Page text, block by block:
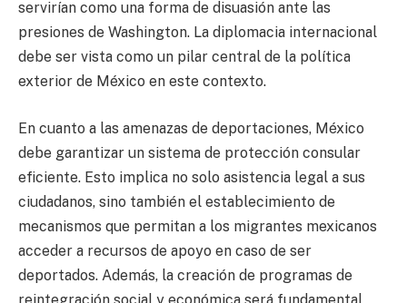
servirían como una forma de disuasión ante las
presiones de Washington. La diplomacia internacional
debe ser vista como un pilar central de la política
exterior de México en este contexto.
En cuanto a las amenazas de deportaciones, México
debe garantizar un sistema de protección consular
eficiente. Esto implica no solo asistencia legal a sus
ciudadanos, sino también el establecimiento de
mecanismos que permitan a los migrantes mexicanos
acceder a recursos de apoyo en caso de ser
deportados. Además, la creación de programas de
reintegración social y económica será fundamental